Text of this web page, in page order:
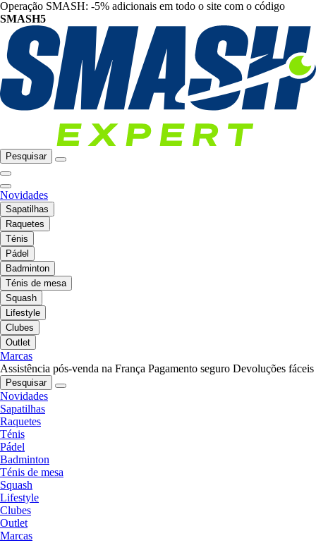
Operação SMASH: -5% adicionais em todo o site com o código
SMASH5
Pesquisar
Novidades
Sapatilhas
Raquetes
Ténis
Pádel
Badminton
Ténis de mesa
Squash
Lifestyle
Clubes
Outlet
Marcas
Assistência pós-venda na França Pagamento seguro Devoluções fáceis
Pesquisar
Novidades
Sapatilhas
Raquetes
Ténis
Pádel
Badminton
Ténis de mesa
Squash
Lifestyle
Clubes
Outlet
Marcas